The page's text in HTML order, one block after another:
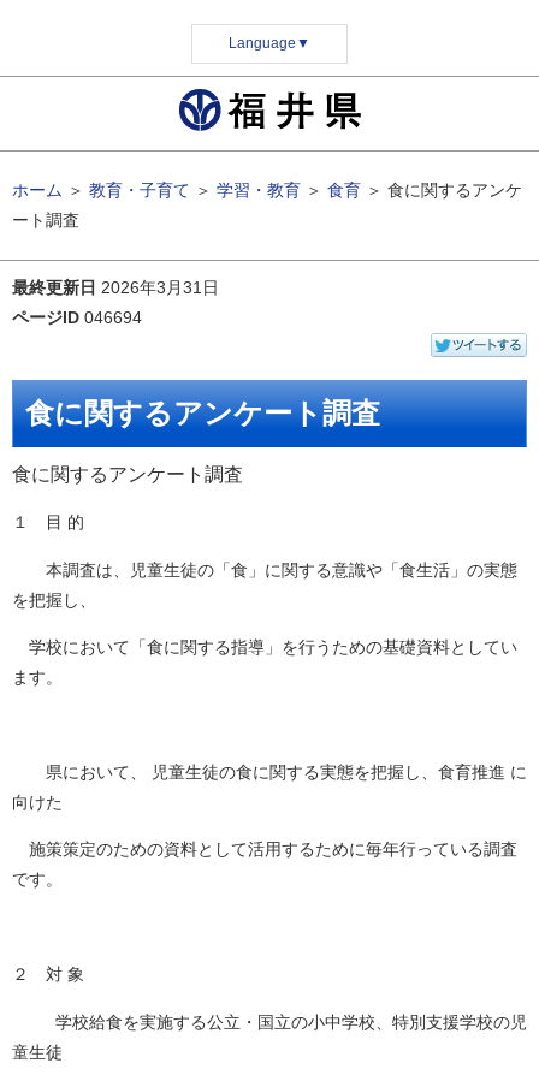
Language ▼
ホーム ＞ 教育・子育て ＞ 学習・教育 ＞ 食育 ＞ 食に関するアンケ
ート調査
最終更新日 2026年3月31日
ページID 046694
食に関するアンケート調査
食に関するアンケート調査
１ 目 的
本調査は、児童生徒の「食」に関する意識や「食生活」の実態
を把握し、
学校において「食に関する指導」を行うための基礎資料としてい
ます。
県において、 児童生徒の食に関する実態を把握し、食育推進 に
向けた
施策策定のための資料として活用するために毎年行っている調査
です。
２ 対 象
学校給食を実施する公立・国立の小中学校、特別支援学校の児
童生徒